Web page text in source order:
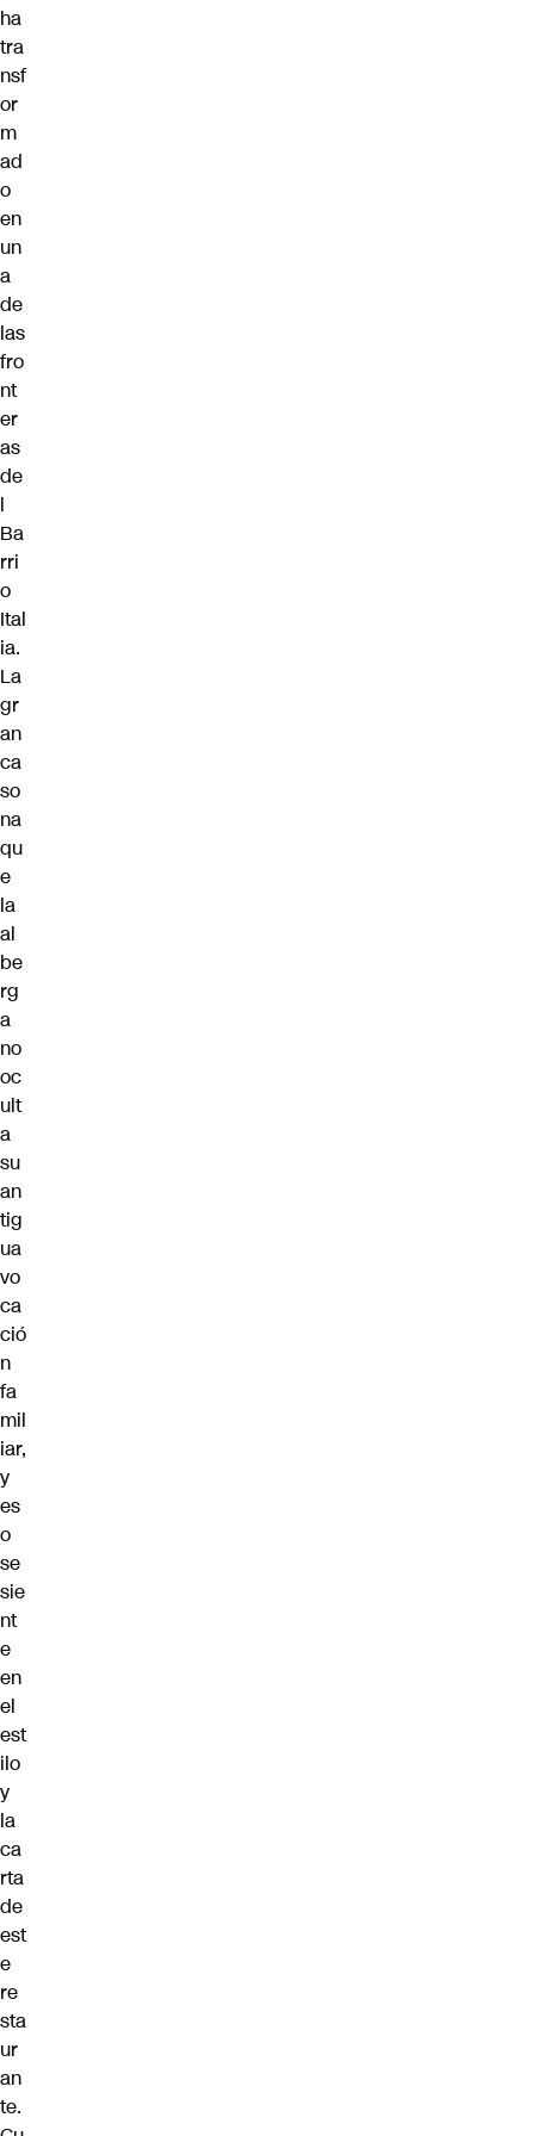
ha
tra
nsf
or
m
ad
o
en
un
a
de
las
fro
nt
er
as
de
l
Ba
rri
o
Ital
ia.
La
gr
an
ca
so
na
qu
e
la
al
be
rg
a
no
oc
ult
a
su
an
tig
ua
vo
ca
ció
n
fa
mil
iar,
y
es
o
se
sie
nt
e
en
el
est
ilo
y
la
ca
rta
de
est
e
re
sta
ur
an
te.